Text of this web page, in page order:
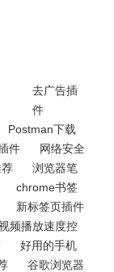
去广告插
件
Postman下载
件
网络安全
浏览器笔
chrome书签
新标签页插件
频播放速度控
好用的手机
谷歌浏览器